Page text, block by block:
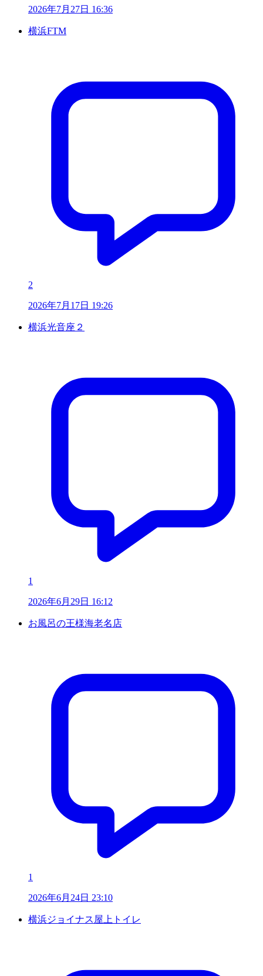
2026年7月27日 16:36
横浜FTM
2
2026年7月17日 19:26
横浜光音座２
1
2026年6月29日 16:12
お風呂の王様海老名店
1
2026年6月24日 23:10
横浜ジョイナス屋上トイレ